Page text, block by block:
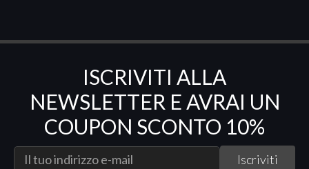
ISCRIVITI ALLA
NEWSLETTER E AVRAI UN
COUPON SCONTO 10%